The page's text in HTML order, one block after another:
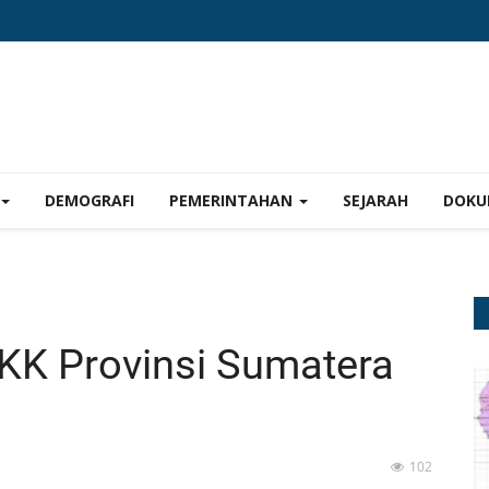
DEMOGRAFI PEMERINTAHAN SEJARAH
Provinsi Sumatera
102